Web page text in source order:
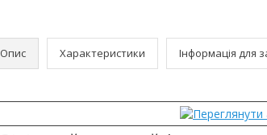
Опис Характеристики Інформація для